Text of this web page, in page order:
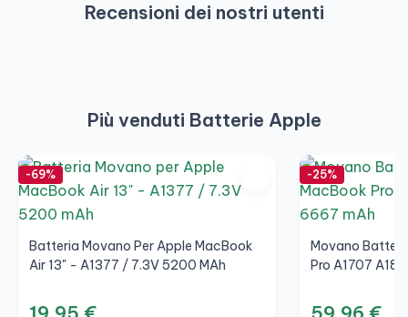
Recensioni dei nostri utenti
Più venduti Batterie Apple
-69%
Batteria Movano Per Apple MacBook
Air 13" - A1377 / 7.3V 5200 MAh
-25%
Movano
Pro A1707